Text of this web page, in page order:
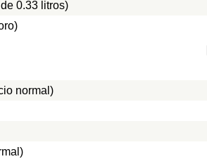
0.33 litros)
normal)